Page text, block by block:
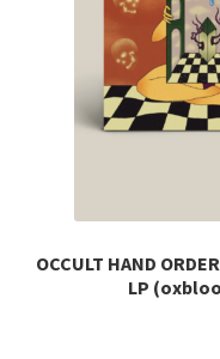
OCCULT HAND
LP